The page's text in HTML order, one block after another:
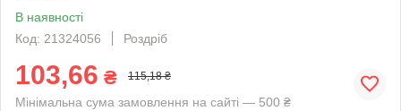
В наявності
Код: 21324056
Роздріб
103,66 ₴ 115,18 ₴
Мінімальна сума замовлення на сайті — 500 ₴